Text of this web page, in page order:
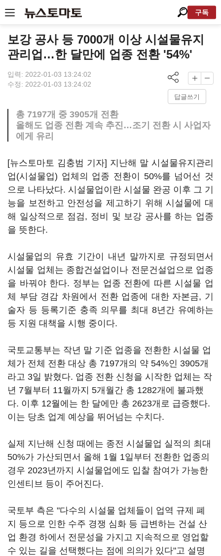
구독
보강 공사 등 7000개 이상 시설물유지
관리업…한 달만에 업종 전환 '54%'
입력: 2022-01-03 13:24:02
수정: 2022-01-03 13:24:02
답글쓰기
총 7197개 중 3905개 전환
올해도 업종 전환 계속 추진…조기 전환 시 사업자
에게 유리
[뉴스토마토 김충범 기자] 지난해 말 시설물유지관리
업(시설물업) 업체의 업종 전환이 50%를 넘어선 것
으로 나타났다. 시설물업이란 시설물 완공 이후 그 기
능을 보전하고 안전성을 제고하기 위해 시설물에 대
해 일상적으로 점검, 정비 및 보강 공사를 하는 업종
을 뜻한다.
시설물업의 유효 기간이 내년 말까지로 규정되면서
시설물 업체는 종합건설업이나 전문건설업으로 업종
을 바꿔야 한다. 정부는 업종 전환에 따른 시설물 업
체 부담 경감 차원에서 전환 업종에 대한 자본금, 기
술자 등 등록기준 충족 의무를 최대 8년간 유예하는
등 지원 대책을 시행 중이다.
국토교통부는 작년 말 기준 업종을 전환한 시설물 업
체가 전체 전환 대상 총 7197개의 약 54%인 3905개
라고 3일 밝혔다. 업종 전환 신청을 시작한 업체는 작
년 7월부터 11월까지 5개월간 총 1282개에 불과했
다. 이후 12월에는 한 달에만 총 2623개로 급증했다.
이는 당초 업계 예상을 뛰어넘는 수치다.
실제 지난해 신청 때에는 종전 시설물업 실적의 최대
50%가 가산되면서 올해 1월 1일부터 전환한 업종의
경우 2023년까지 시설물업에도 입찰 참여가 가능한
인센티브 등이 주어진다.
국토부 측은 "다수의 시설물 업체들이 업역 규제 폐
지 등으로 인한 수주 경쟁 심화 등 급변하는 건설 산
업 환경 하에서 전문성을 가지고 지속적으로 영업할
수 있는 길을 선택했다는 점에 의의가 있다"고 설명